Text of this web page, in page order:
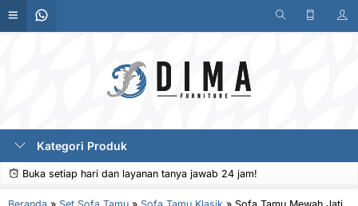
Kategori Produk
Buka setiap hari dan layanan tanya jawab 24 jam!